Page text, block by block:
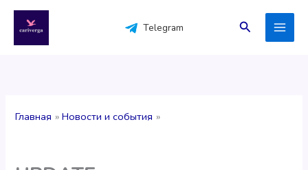
содержимому
Telegram Поиск
Главная Новости и события